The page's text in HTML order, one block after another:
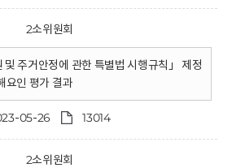
2소위원회
및 주거안정에 관한 특별법 시행규칙」 제정
요인 평가 결과
05-26 13014
2소위원회